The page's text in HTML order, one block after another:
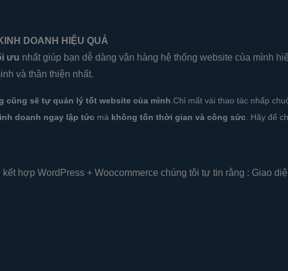
DOANH HIỆU QUẢ
ưu nhất giúp bạn dễ dàng vận hàng hệ thống website của mình
và thân thiện nhất.
cũng sẽ tự quản lý tốt website của mình .Chỉ mất vài thao tác nhấp
doanh ngay lập tức mà không tốn thời gian và công sức . Hãy để
hợp WordPress + Woocommerce chúng tôi tự tin rằng : Giao